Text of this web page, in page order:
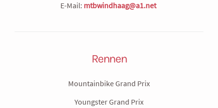
E-Mail: mtbwindhaag@a1.net
Rennen
Mountainbike Grand Prix
Youngster Grand Prix